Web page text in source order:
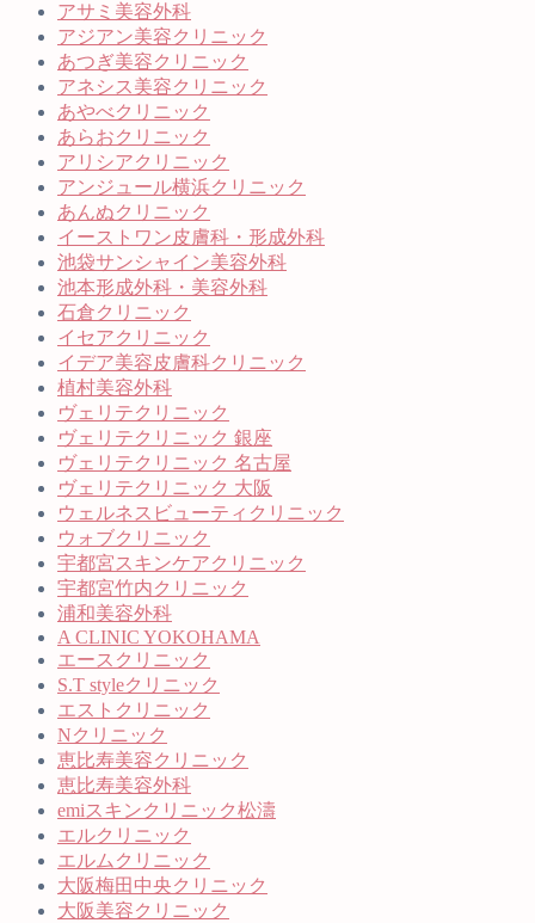
アサミ美容外科
アジアン美容クリニック
あつぎ美容クリニック
アネシス美容クリニック
あやべクリニック
あらおクリニック
アリシアクリニック
アンジュール横浜クリニック
あんぬクリニック
イーストワン皮膚科・形成外科
池袋サンシャイン美容外科
池本形成外科・美容外科
石倉クリニック
イセアクリニック
イデア美容皮膚科クリニック
植村美容外科
ヴェリテクリニック
ヴェリテクリニック 銀座
ヴェリテクリニック 名古屋
ヴェリテクリニック 大阪
ウェルネスビューティクリニック
ウォブクリニック
宇都宮スキンケアクリニック
宇都宮竹内クリニック
浦和美容外科
A CLINIC YOKOHAMA
エースクリニック
S.T styleクリニック
エストクリニック
Nクリニック
恵比寿美容クリニック
恵比寿美容外科
emiスキンクリニック松濤
エルクリニック
エルムクリニック
大阪梅田中央クリニック
大阪美容クリニック